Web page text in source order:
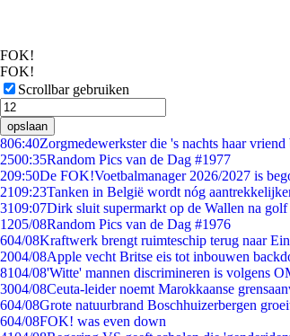
FOK!
FOK!
Scrollbar gebruiken
opslaan
806:40Zorgmedewerkster die 's nachts haar vriend
2500:35Random Pics van de Dag #1977
209:50De FOK!Voetbalmanager 2026/2027 is
2109:23Tanken in België wordt nóg
3109:07Dirk sluit supermarkt op de Wallen na golf
1205/08Random Pics van de Dag #1976
604/08Kraftwerk brengt ruimteschip terug naar
2004/08Apple vecht Britse eis tot inbouwen
8104/08'Witte' mannen discrimineren is volgens
3004/08Ceuta-leider noemt Marokkaanse
604/08Grote natuurbrand Boschhuizerbergen
604/08FOK! was even down